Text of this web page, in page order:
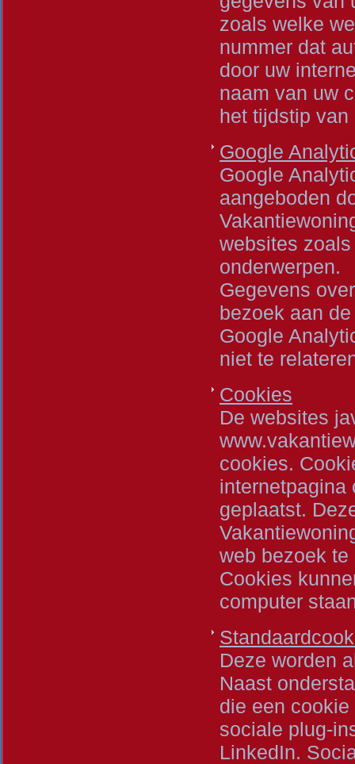
zoals welke
nummer dat
door uw
naam van uw
het tijdstip van
Google
Google
aangeboden
websites
onderwerpen.
Gegevens
bezoek aan
Google
niet te
Cookies
De websites
cookies.
internetpagina
geplaatst.
web bezoek te
Cookies
computer
Deze worden
Naast
die een
sociale plug-
LinkedIn.